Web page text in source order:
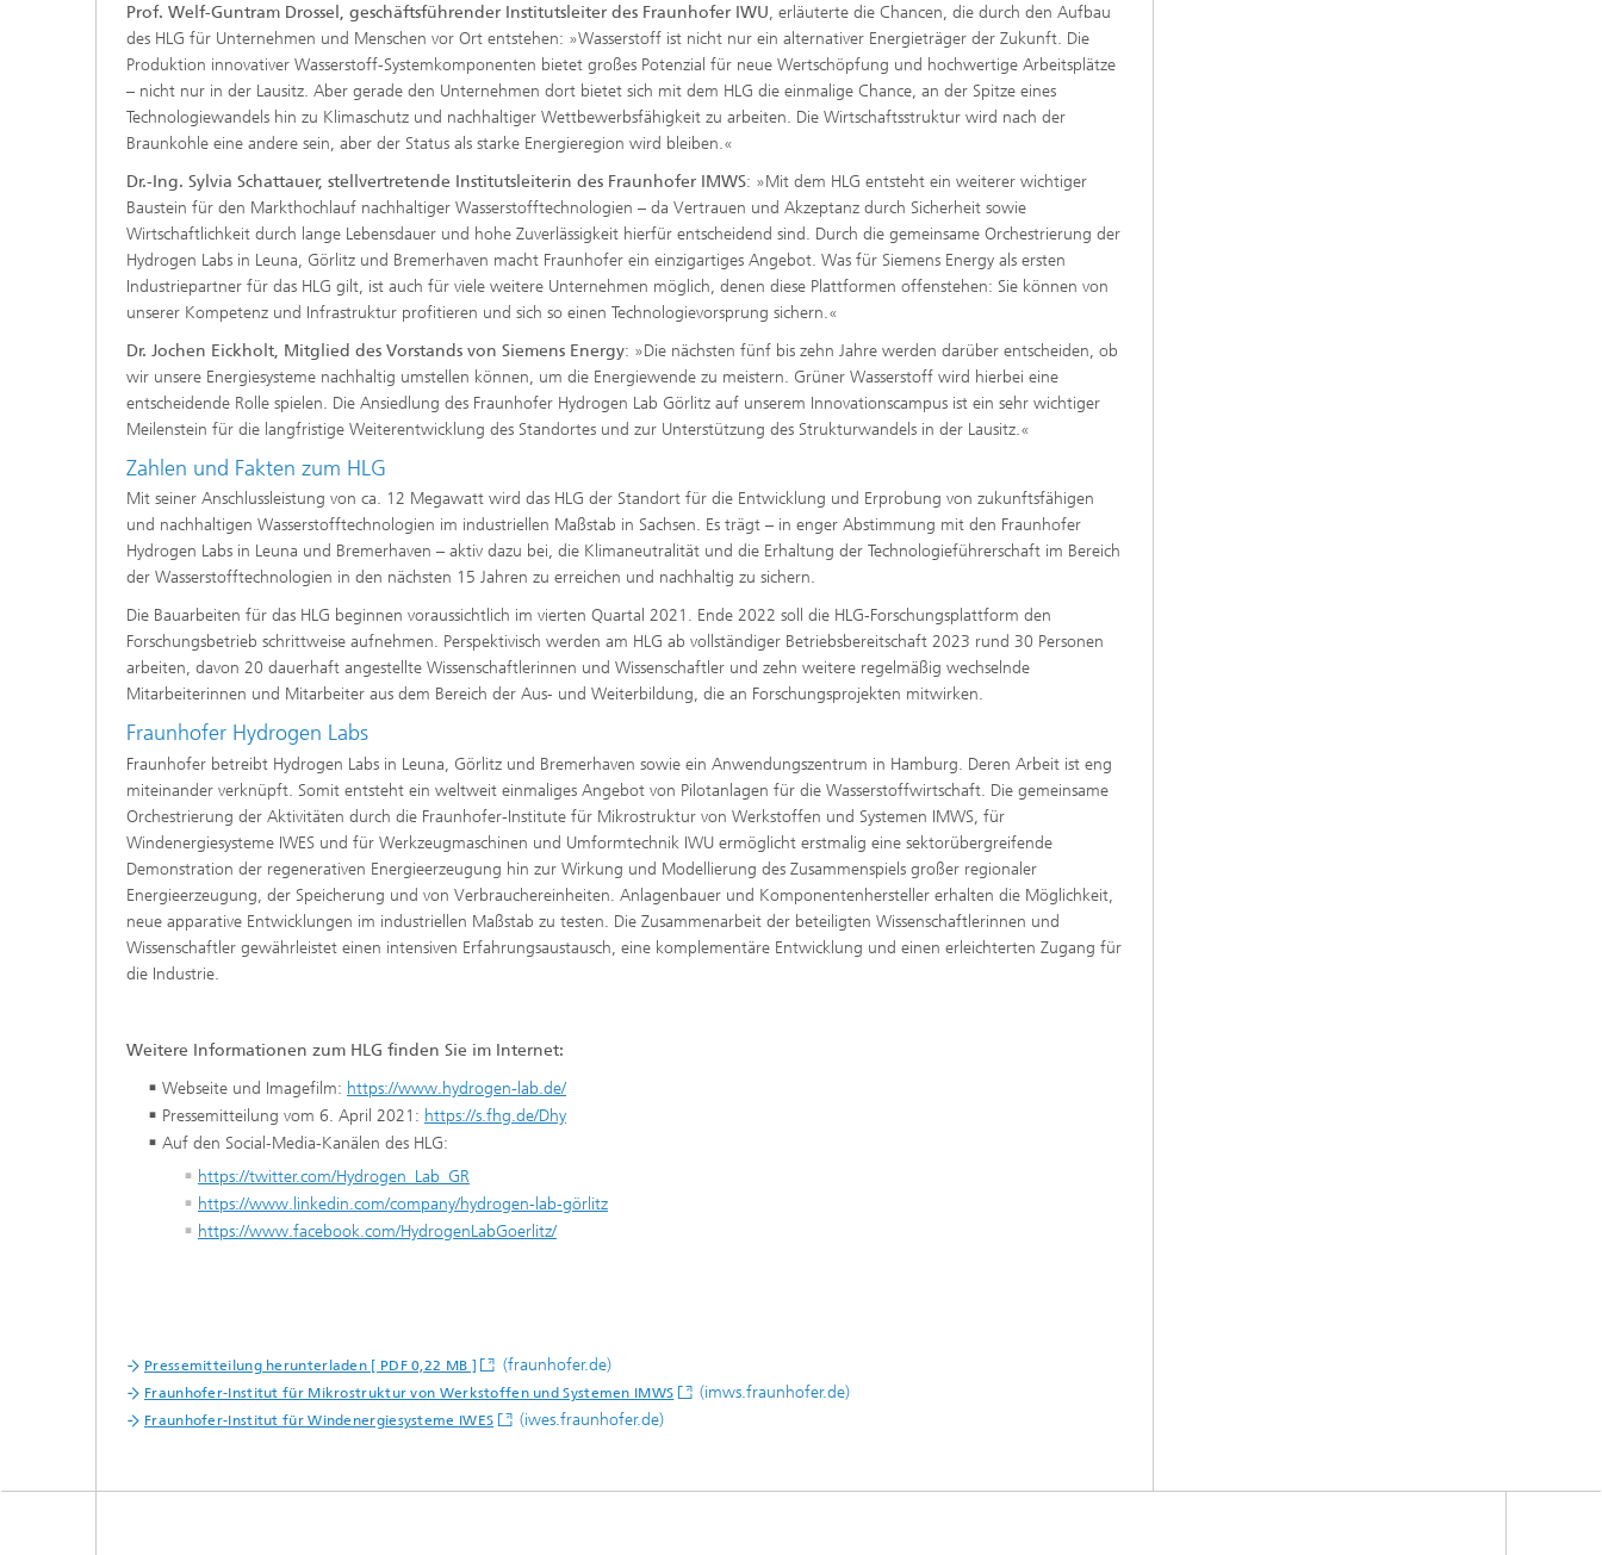
Prof. Welf-Guntram Drossel, geschäftsführender Institutsleiter des Fraunhofer IWU, erläuterte die Chancen, die durch den Aufbau
des HLG für Unternehmen und Menschen vor Ort entstehen: »Wasserstoff ist nicht nur ein alternativer Energieträger der Zukunft. Die
Produktion innovativer Wasserstoff-Systemkomponenten bietet großes Potenzial für neue Wertschöpfung und hochwertige Arbeitsplätze
– nicht nur in der Lausitz. Aber gerade den Unternehmen dort bietet sich mit dem HLG die einmalige Chance, an der Spitze eines
Technologiewandels hin zu Klimaschutz und nachhaltiger Wettbewerbsfähigkeit zu arbeiten. Die Wirtschaftsstruktur wird nach der
Braunkohle eine andere sein, aber der Status als starke Energieregion wird bleiben.«
Dr.-Ing. Sylvia Schattauer, stellvertretende Institutsleiterin des Fraunhofer IMWS: »Mit dem HLG entsteht ein weiterer wichtiger
Baustein für den Markthochlauf nachhaltiger Wasserstofftechnologien – da Vertrauen und Akzeptanz durch Sicherheit sowie
Wirtschaftlichkeit durch lange Lebensdauer und hohe Zuverlässigkeit hierfür entscheidend sind. Durch die gemeinsame Orchestrierung der
Hydrogen Labs in Leuna, Görlitz und Bremerhaven macht Fraunhofer ein einzigartiges Angebot. Was für Siemens Energy als ersten
Industriepartner für das HLG gilt, ist auch für viele weitere Unternehmen möglich, denen diese Plattformen offenstehen: Sie können von
unserer Kompetenz und Infrastruktur profitieren und sich so einen Technologievorsprung sichern.«
Dr. Jochen Eickholt, Mitglied des Vorstands von Siemens Energy: »Die nächsten fünf bis zehn Jahre werden darüber entscheiden, ob
wir unsere Energiesysteme nachhaltig umstellen können, um die Energiewende zu meistern. Grüner Wasserstoff wird hierbei eine
entscheidende Rolle spielen. Die Ansiedlung des Fraunhofer Hydrogen Lab Görlitz auf unserem Innovationscampus ist ein sehr wichtiger
Meilenstein für die langfristige Weiterentwicklung des Standortes und zur Unterstützung des Strukturwandels in der Lausitz.«
Zahlen und Fakten zum HLG
Mit seiner Anschlussleistung von ca. 12 Megawatt wird das HLG der Standort für die Entwicklung und Erprobung von zukunftsfähigen
und nachhaltigen Wasserstofftechnologien im industriellen Maßstab in Sachsen. Es trägt – in enger Abstimmung mit den Fraunhofer
Hydrogen Labs in Leuna und Bremerhaven – aktiv dazu bei, die Klimaneutralität und die Erhaltung der Technologieführerschaft im Bereich
der Wasserstofftechnologien in den nächsten 15 Jahren zu erreichen und nachhaltig zu sichern.
Die Bauarbeiten für das HLG beginnen voraussichtlich im vierten Quartal 2021. Ende 2022 soll die HLG-Forschungsplattform den
Forschungsbetrieb schrittweise aufnehmen. Perspektivisch werden am HLG ab vollständiger Betriebsbereitschaft 2023 rund 30 Personen
arbeiten, davon 20 dauerhaft angestellte Wissenschaftlerinnen und Wissenschaftler und zehn weitere regelmäßig wechselnde
Mitarbeiterinnen und Mitarbeiter aus dem Bereich der Aus- und Weiterbildung, die an Forschungsprojekten mitwirken.
Fraunhofer Hydrogen Labs
Fraunhofer betreibt Hydrogen Labs in Leuna, Görlitz und Bremerhaven sowie ein Anwendungszentrum in Hamburg. Deren Arbeit ist eng
miteinander verknüpft. Somit entsteht ein weltweit einmaliges Angebot von Pilotanlagen für die Wasserstoffwirtschaft. Die gemeinsame
Orchestrierung der Aktivitäten durch die Fraunhofer-Institute für Mikrostruktur von Werkstoffen und Systemen IMWS, für
Windenergiesysteme IWES und für Werkzeugmaschinen und Umformtechnik IWU ermöglicht erstmalig eine sektorübergreifende
Demonstration der regenerativen Energieerzeugung hin zur Wirkung und Modellierung des Zusammenspiels großer regionaler
Energieerzeugung, der Speicherung und von Verbrauchereinheiten. Anlagenbauer und Komponentenhersteller erhalten die Möglichkeit,
neue apparative Entwicklungen im industriellen Maßstab zu testen. Die Zusammenarbeit der beteiligten Wissenschaftlerinnen und
Wissenschaftler gewährleistet einen intensiven Erfahrungsaustausch, eine komplementäre Entwicklung und einen erleichterten Zugang für
die Industrie.
Weitere Informationen zum HLG finden Sie im Internet:
Webseite und Imagefilm: https://www.hydrogen-lab.de/
Pressemitteilung vom 6. April 2021: https://s.fhg.de/Dhy
Auf den Social-Media-Kanälen des HLG:
https://twitter.com/Hydrogen_Lab_GR
https://www.linkedin.com/company/hydrogen-lab-görlitz
https://www.facebook.com/HydrogenLabGoerlitz/
Pressemitteilung herunterladen [ PDF 0,22 MB ] (fraunhofer.de)
Fraunhofer-Institut für Mikrostruktur von Werkstoffen und Systemen IMWS (imws.fraunhofer.de)
Fraunhofer-Institut für Windenergiesysteme IWES (iwes.fraunhofer.de)